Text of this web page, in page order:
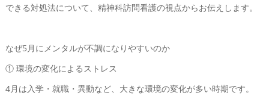
できる対処法について、精神科訪問看護の視点からお伝えします。
なぜ5月にメンタルが不調になりやすいのか
① 環境の変化によるストレス
4月は入学・就職・異動など、大きな環境の変化が多い時期です。